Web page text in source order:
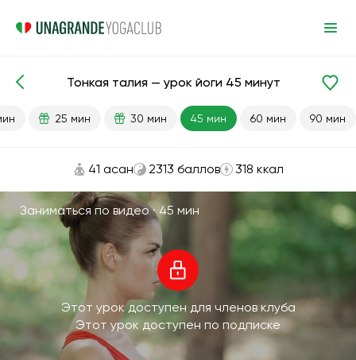
Готовые уроки Талия Похудение
Тонкая талия — урок йоги 45 минут
25 мин 30 мин 45 мин 60 мин 90 мин
41 асан 2313 баллов 318 ккал
Заниматься по видео · 45 мин
Этот урок доступен для членов клуба
Этот урок доступен по подписке